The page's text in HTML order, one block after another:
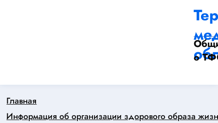
о
Главная
Информация об организации здорового образа